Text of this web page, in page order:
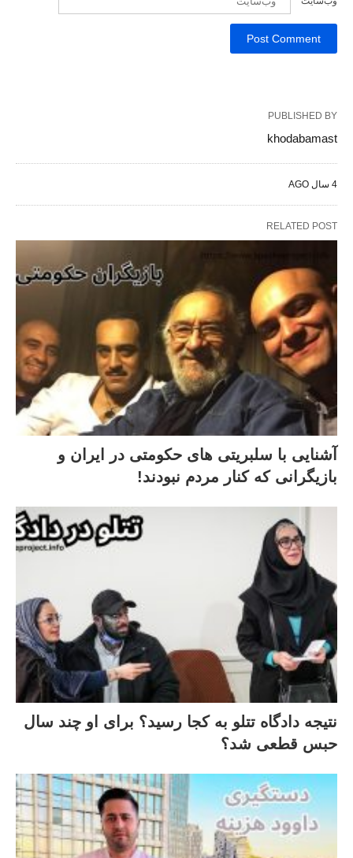
PUBLISHED BY
khodabamast
4 سال AGO
RELATED POST
آشنایی با سلبریتی های حکومتی در ایران و
بازیگرانی که کنار مردم نبودند!
نتیجه دادگاه تتلو به کجا رسید؟ برای او چند سال
حبس قطعی شد؟